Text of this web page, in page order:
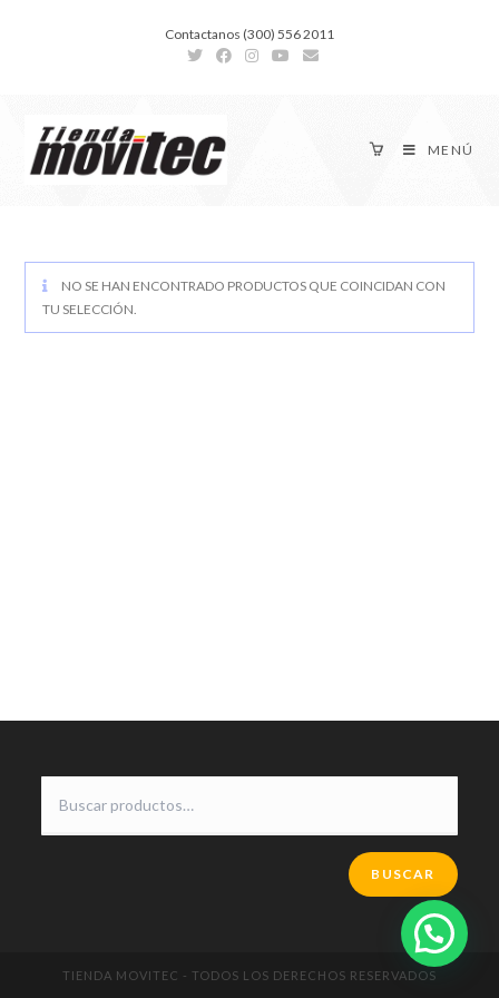
Contactanos (300) 556 2011
MENÚ
NO SE HAN ENCONTRADO PRODUCTOS QUE COINCIDAN CON
TU SELECCIÓN.
BUSCAR
TIENDA MOVITEC - TODOS LOS DERECHOS RESERVADOS